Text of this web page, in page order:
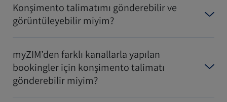
Konşimento talimatımı gönderebilir ve
görüntüleyebilir miyim?
myZIM’den farklı kanallarla yapılan
bookingler için konşimento talimatı
gönderebilir miyim?